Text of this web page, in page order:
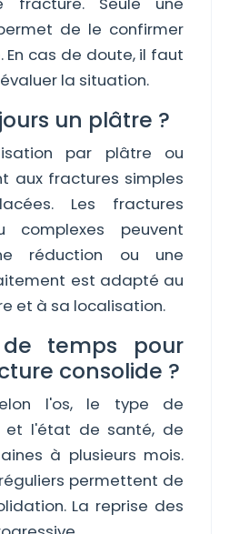
de le confirmer
cas de doute, il faut
la situation.
un plâtre ?
par plâtre ou
aux fractures simples
Les fractures
complexes peuvent
réduction ou une
est adapté au
et à sa localisation.
temps pour
consolide ?
l'os, le type de
et l'état de santé, de
à plusieurs mois.
permettent de
La reprise des